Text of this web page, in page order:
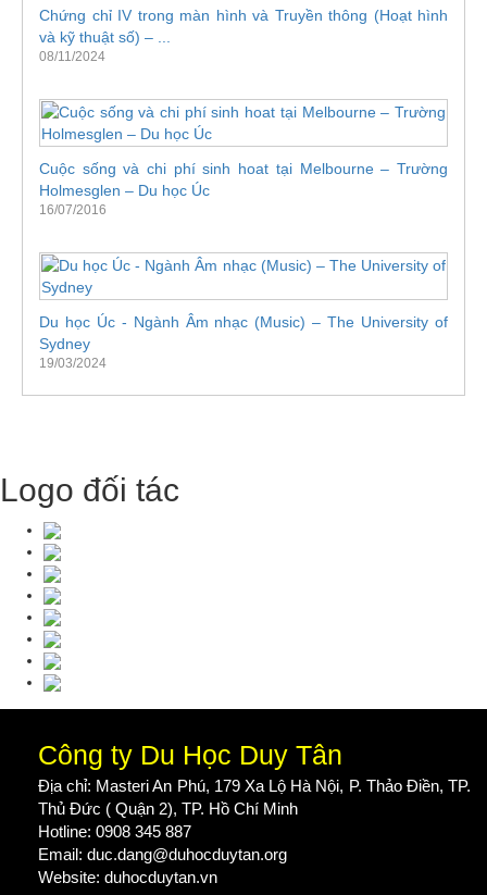
Chứng chỉ IV trong màn hình và Truyền thông (Hoạt hình
và kỹ thuật số) – ...
08/11/2024
Cuộc sống và chi phí sinh hoat tại Melbourne – Trường
Holmesglen – Du học Úc
16/07/2016
Du học Úc - Ngành Âm nhạc (Music) – The University of
Sydney
19/03/2024
Logo đối tác
Công ty Du Học Duy Tân
Địa chỉ: Masteri An Phú, 179 Xa Lộ Hà Nội, P. Thảo Điền, TP.
Thủ Đức ( Quận 2), TP. Hồ Chí Minh
Hotline: 0908 345 887
Email: duc.dang@duhocduytan.org
Website: duhocduytan.vn